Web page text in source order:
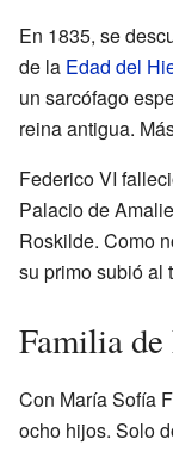
En 1835, se
de la Edad del
un sarcófago
reina antigua.
Federico VI
Palacio de
Roskilde. Como
su primo subió al
Familia
Con María Sofía
ocho hijos. Solo